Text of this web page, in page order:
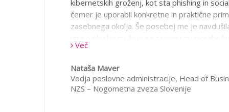
kibernetskih groženj, kot sta phishing in
čemer je uporabil konkretne in praktične
zasebnega okolja. Še posebej me je
poglobila moje razumevanje področja in
okrepiti svoje kompetence na področju
uspešno zaščititi pred sodobnimi grožnjami.
ki ga poudarja gradivo, je naslednji: »Da
Več
Nataša Maver
Vodja poslovne administracije, Head of
NZS – Nogometna zveza Slovenije